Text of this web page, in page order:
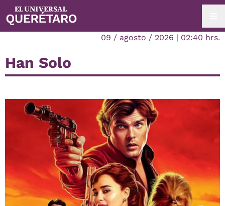
09 / agosto / 2026 | 02:40 hrs.
Han Solo